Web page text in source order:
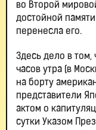
во Второй
достойной
перенесла его.
Здесь дело в том,
часов утра (в
на борту
представители
актом о
сутки Указом